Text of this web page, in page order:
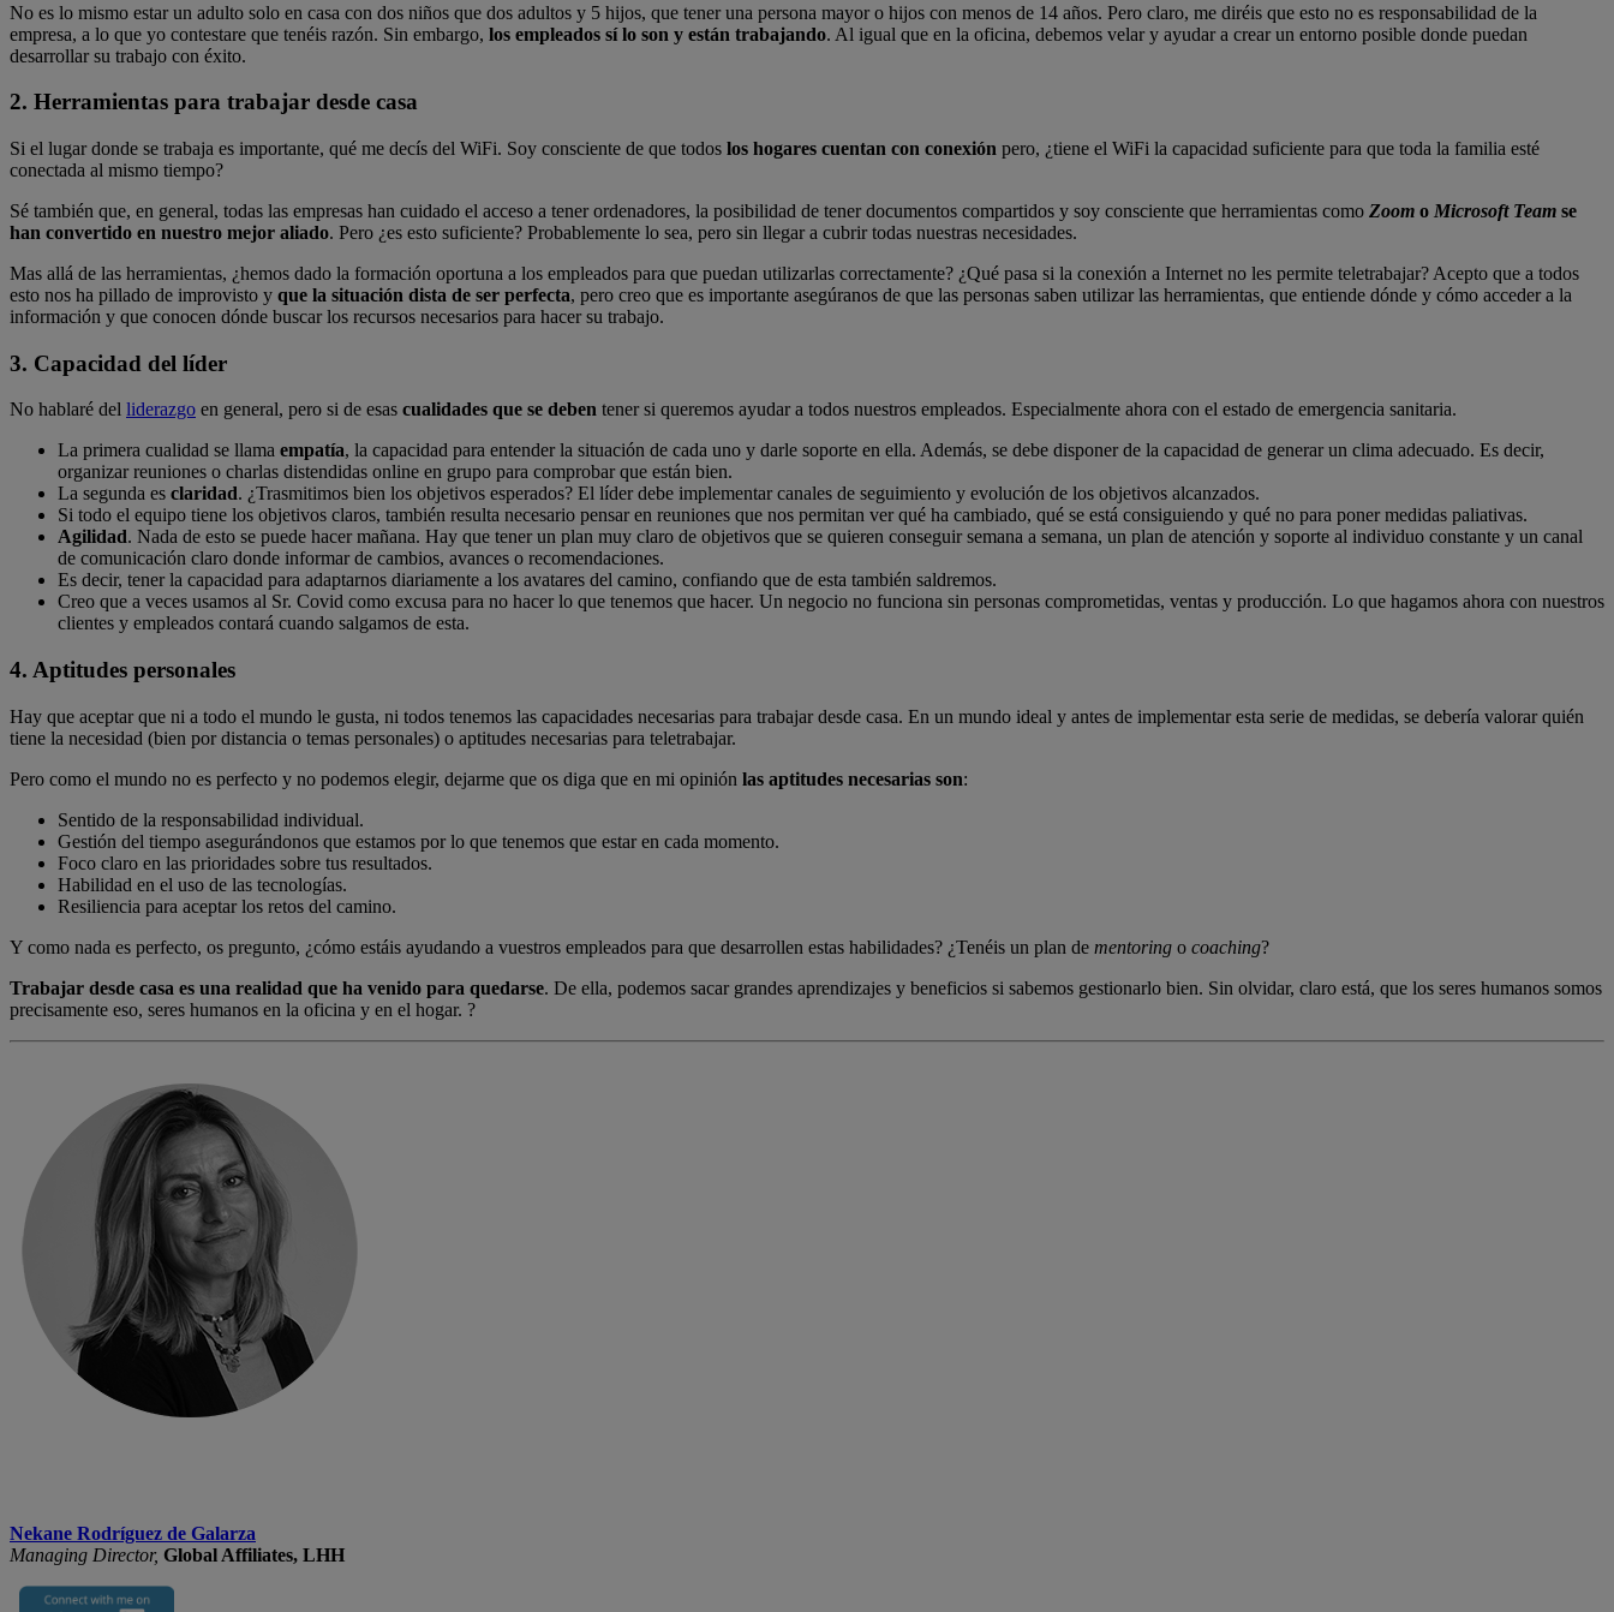
No es lo mismo estar un adulto solo en casa con dos niños que dos adultos y 5 hijos, que tener una persona mayor o hijos con menos de 14 años. Pero claro, me diréis que esto no es responsabilidad de la
empresa, a lo que yo contestare que tenéis razón. Sin embargo, los empleados sí lo son y están trabajando. Al igual que en la oficina, debemos velar y ayudar a crear un entorno posible donde puedan
desarrollar su trabajo con éxito.
2. Herramientas para trabajar desde casa
Si el lugar donde se trabaja es importante, qué me decís del WiFi. Soy consciente de que todos los hogares cuentan con conexión pero, ¿tiene el WiFi la capacidad suficiente para que toda la familia esté
conectada al mismo tiempo?
Sé también que, en general, todas las empresas han cuidado el acceso a tener ordenadores, la posibilidad de tener documentos compartidos y soy consciente que herramientas como Zoom o Microsoft Team se
han convertido en nuestro mejor aliado. Pero ¿es esto suficiente? Probablemente lo sea, pero sin llegar a cubrir todas nuestras necesidades.
Mas allá de las herramientas, ¿hemos dado la formación oportuna a los empleados para que puedan utilizarlas correctamente? ¿Qué pasa si la conexión a Internet no les permite teletrabajar? Acepto que a todos
esto nos ha pillado de improvisto y que la situación dista de ser perfecta, pero creo que es importante asegúranos de que las personas saben utilizar las herramientas, que entiende dónde y cómo acceder a la
información y que conocen dónde buscar los recursos necesarios para hacer su trabajo.
3. Capacidad del líder
No hablaré del liderazgo en general, pero si de esas cualidades que se deben tener si queremos ayudar a todos nuestros empleados. Especialmente ahora con el estado de emergencia sanitaria.
La primera cualidad se llama empatía, la capacidad para entender la situación de cada uno y darle soporte en ella. Además, se debe disponer de la capacidad de generar un clima adecuado. Es decir,
organizar reuniones o charlas distendidas online en grupo para comprobar que están bien.
La segunda es claridad. ¿Trasmitimos bien los objetivos esperados? El líder debe implementar canales de seguimiento y evolución de los objetivos alcanzados.
Si todo el equipo tiene los objetivos claros, también resulta necesario pensar en reuniones que nos permitan ver qué ha cambiado, qué se está consiguiendo y qué no para poner medidas paliativas.
Agilidad. Nada de esto se puede hacer mañana. Hay que tener un plan muy claro de objetivos que se quieren conseguir semana a semana, un plan de atención y soporte al individuo constante y un canal
de comunicación claro donde informar de cambios, avances o recomendaciones.
Es decir, tener la capacidad para adaptarnos diariamente a los avatares del camino, confiando que de esta también saldremos.
Creo que a veces usamos al Sr. Covid como excusa para no hacer lo que tenemos que hacer. Un negocio no funciona sin personas comprometidas, ventas y producción. Lo que hagamos ahora con nuestros
clientes y empleados contará cuando salgamos de esta.
4. Aptitudes personales
Hay que aceptar que ni a todo el mundo le gusta, ni todos tenemos las capacidades necesarias para trabajar desde casa. En un mundo ideal y antes de implementar esta serie de medidas, se debería valorar quién
tiene la necesidad (bien por distancia o temas personales) o aptitudes necesarias para teletrabajar.
Pero como el mundo no es perfecto y no podemos elegir, dejarme que os diga que en mi opinión las aptitudes necesarias son:
Sentido de la responsabilidad individual.
Gestión del tiempo asegurándonos que estamos por lo que tenemos que estar en cada momento.
Foco claro en las prioridades sobre tus resultados.
Habilidad en el uso de las tecnologías.
Resiliencia para aceptar los retos del camino.
Y como nada es perfecto, os pregunto, ¿cómo estáis ayudando a vuestros empleados para que desarrollen estas habilidades? ¿Tenéis un plan de mentoring o coaching?
Trabajar desde casa es una realidad que ha venido para quedarse. De ella, podemos sacar grandes aprendizajes y beneficios si sabemos gestionarlo bien. Sin olvidar, claro está, que los seres humanos somos
precisamente eso, seres humanos en la oficina y en el hogar. ?
Nekane Rodríguez de Galarza
Managing Director, Global Affiliates, LHH